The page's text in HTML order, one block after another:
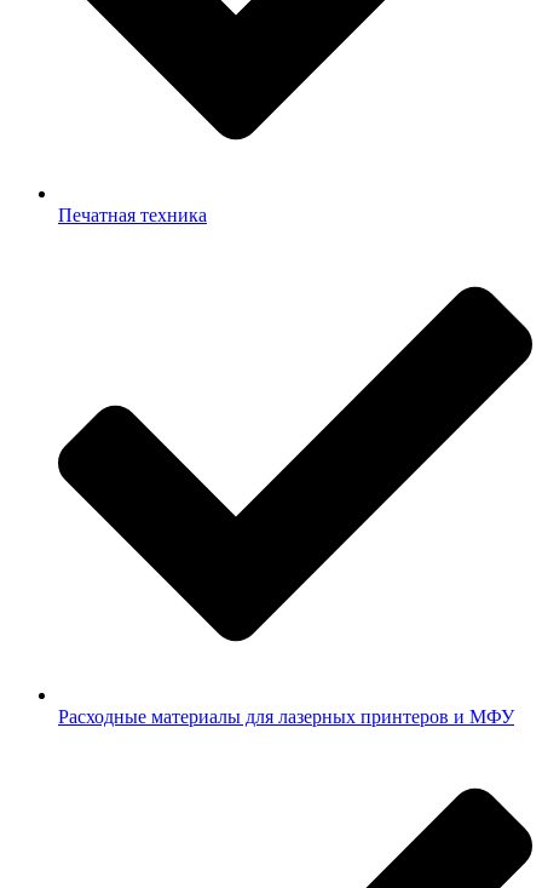
Печатная техника
Расходные материалы для лазерных принтеров и МФУ